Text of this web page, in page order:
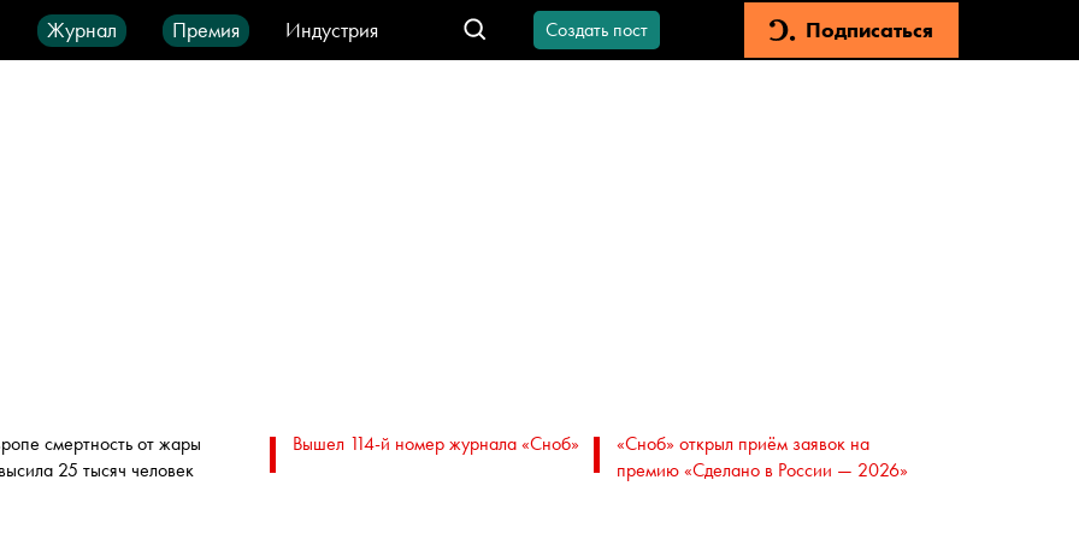
Журнал Премия
Индустрия
Город IT-продукты
Создать пост Подписаться
смертность от жары
25 тысяч человек
Вышел 114-й номер журнала «Сноб»
«Сноб» открыл приём заявок на
премию «Сделано в России — 2026»